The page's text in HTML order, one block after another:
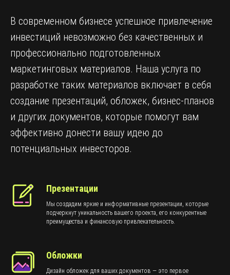
В современном бизнесе успешное привлечение
инвестиций невозможно без качественных и
профессионально подготовленных
маркетинговых материалов. Наша услуга по
разработке таких материалов включает в себя
создание презентаций, обложек, бизнес-планов
и других документов, которые помогут вам
эффективно донести вашу идею до
потенциальных инвесторов.
Презентации
Мы создадим яркие и информативные презентации, которые
подчеркнут уникальность вашего проекта, его конкурентные
преимущества и финансовую привлекательность.
Обложки
Дизайн обложек для ваших документов — это первое